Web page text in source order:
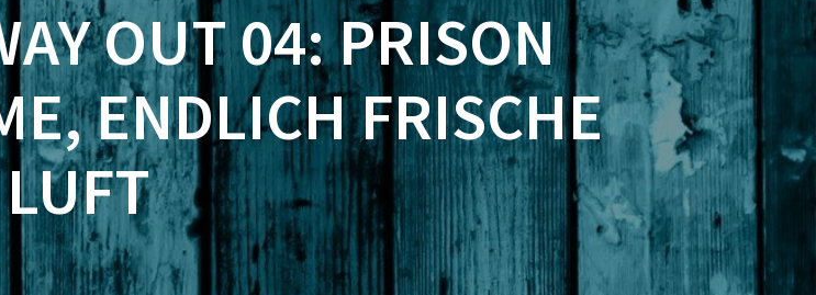
OUT 04: PRISON
ENDLICH FRISCHE
LUFT